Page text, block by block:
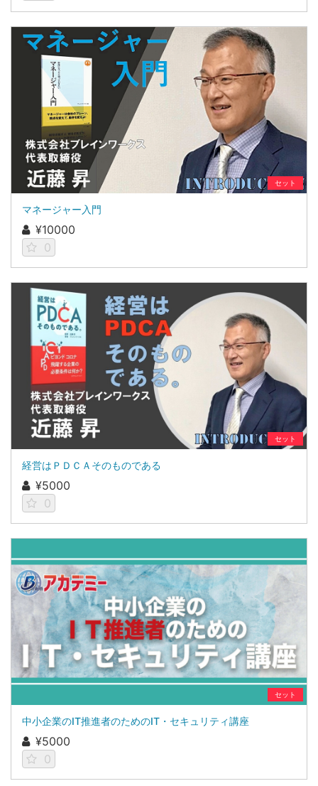
セット
マネージャー入門
¥10000
0
セット
経営はＰＤＣＡそのものである
¥5000
0
セット
中小企業のIT推進者のためのIT・セキュリティ講座
¥5000
0